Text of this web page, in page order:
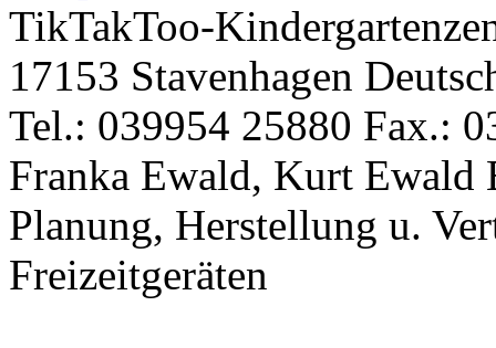
TikTakToo-
17153 Stavenhagen
Tel.: 039954 25880 Fax.:
Franka Ewald, Kurt Ewald
Planung, Herstellung u.
Freizeitgeräten